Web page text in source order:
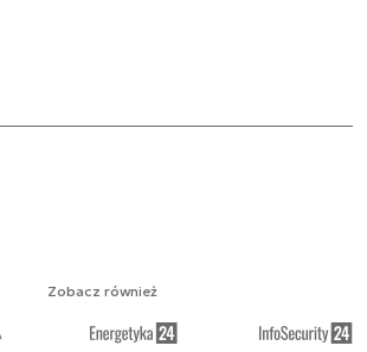
Zobacz również